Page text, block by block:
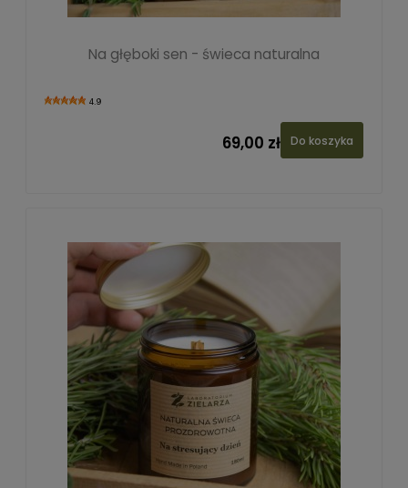
Na głęboki sen - świeca naturalna
4.9
69,00 zł Do koszyka